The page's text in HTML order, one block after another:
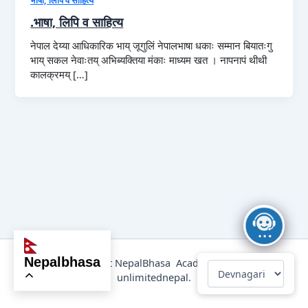
.भाषा, लिपि व साहित्य
नेपाल देय्या आधिकारिक भाय् जूगुलिं नेपालभाषा धकाः सम्मान बियातःगु
भाय् सकल नेवाःतय् अभिब्यक्तिया मंकाः माध्यम खत । नापनापं थीथी
कालक्रमय् […]
@2025 Copyright NepalBhasa Academy Powered by
unlimitednepal.
nepalbhasa